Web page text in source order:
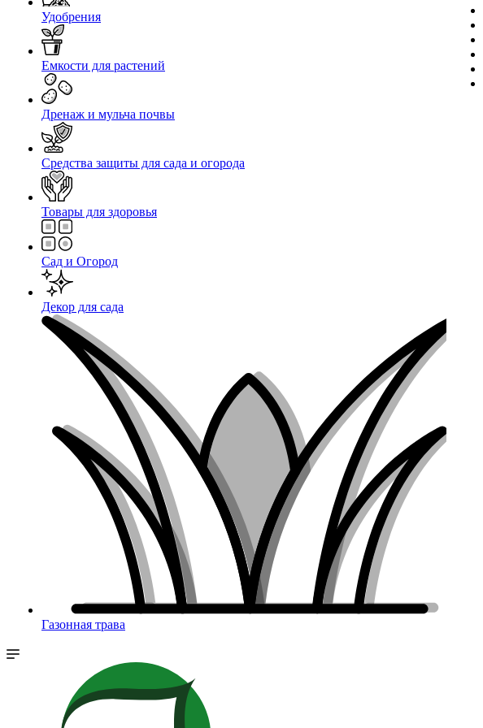
Удобрения
Емкости для растений
Дренаж и мульча почвы
Средства защиты для сада и огорода
Товары для здоровья
Сад и Огород
Декор для сада
Газонная трава